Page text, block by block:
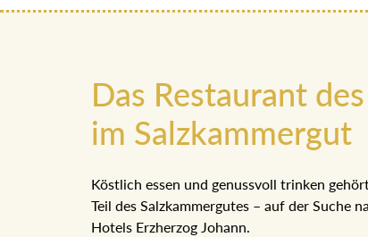
Das Restaurant
im Salzkammergut
Köstlich essen und genussvoll trinken
Teil des Salzkammergutes – auf der Suche
Hotels Erzherzog Johann.